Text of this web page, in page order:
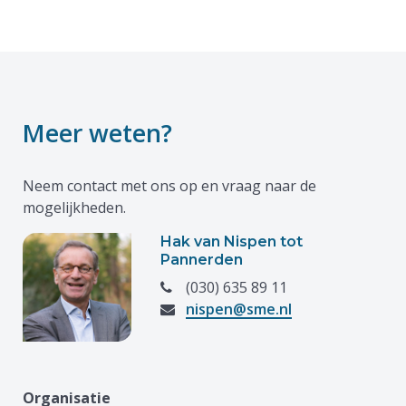
Meer weten?
Neem contact met ons op en vraag naar de
mogelijkheden.
Hak van Nispen tot
Pannerden
(030) 635 89 11
nispen@sme.nl
Organisatie